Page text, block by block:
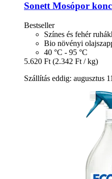
SonettMosópor
Bestseller
Színes és fehér
Bio növényi
40 °C - 95 °C
5.620 Ft (2.342 Ft / kg)
Szállítás eddig: augusztus